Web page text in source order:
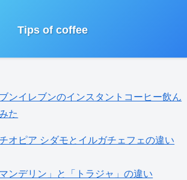
Tips of coffee
ンイレブンのインスタントコーヒー飲ん
た
オピア シダモとイルガチェフェの違い
マンデリン」と「トラジャ」の違い